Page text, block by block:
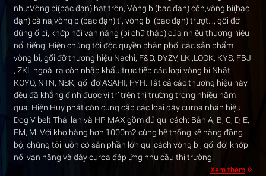
như:Vòng bi(bạc đạn) hạt tròn, Vòng bi(bạc đạn) côn,vòng bi(bạc
đạn) cà na,vòng bi(bạc đạn) tì, vòng bi (bạc đạn) trượt…, gối đỡ
dùng ổ bi, khớp nối vạn năng (bi chữ thập) của nhiều thương hiệu
nổi tiếng. Hiện chúng tôi độc quyền phân phối các sản phẩm
vòng bi, gối đỡ thương hiệu Nachi, F&D, DYZV, LK ,LOOK, KYS, FBJ
, ZKL ngoài ra còn nhập khẩu trực tiếp các loại vòng bi Nhật
KOYO, NTN, NSK, gối đỡ ASAHI, FYH. Tất cả các thương hiệu này
đều đã khẳng định được vị trí trên thị trường trong nhiều năm
qua. Hiện Huy phát còn cung cấp các loại dây curoa nhãn hiệu
Dog V belt Thái lan và HP MAX gồm đủ qui cách: Bản A, B, C, D, E,
FM, M. Với kho hàng hơn 1000m2 cùng hệ thống kệ hàng đồng
bộ, chúng tôi luôn có sẵn phần lớn qui cách vòng bi, gối đỡ, khớp
nối vạn năng và dây curoa đáp ứng nhu cầu thị trường.
Xem thêm
Cung cấp vòng bi cán thép công nghiệp -
Độ bền cao, chịu tải lớn
Trong ngành luyện kim và sản xuất thép,
hệ thống máy cán phải hoạt động liên tục
với cường độ cao và tải trọng lớn. Để đảm
bảo dây chuyền vận hành...
Xem thêm